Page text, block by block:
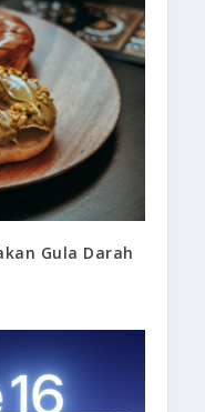
Gula Darah